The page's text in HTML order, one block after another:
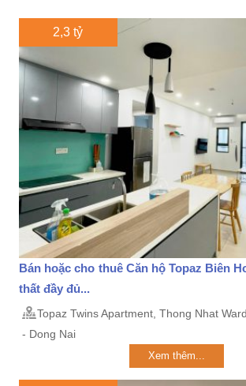
2,3 tỷ
Bán hoặc cho thuê Căn hộ Topaz Biên
thất đầy đủ...
Topaz Twins Apartment, Thong Nhat
- Dong Nai
Xem thêm...